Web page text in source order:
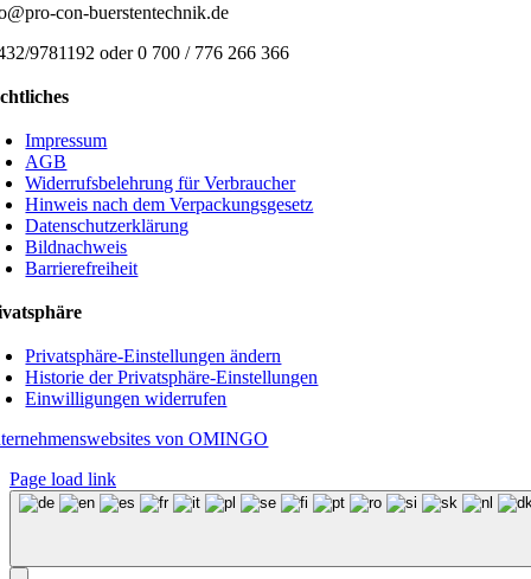
con-buerstentechnik.de
9781192 oder 0 700 / 776 266 366
Impressum
AGB
Widerrufsbelehrung für Verbraucher
Hinweis nach dem Verpackungsgesetz
Datenschutzerklärung
Bildnachweis
Barrierefreiheit
Privatsphäre-Einstellungen ändern
Historie der Privatsphäre-Einstellungen
Einwilligungen widerrufen
von OMINGO
Page load link